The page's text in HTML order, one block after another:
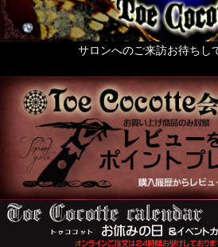
サロンへのご来訪お待ちし